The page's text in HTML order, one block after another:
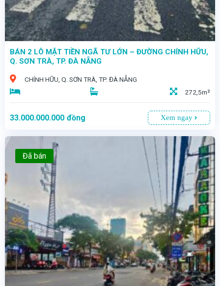
BÁN 2 LÔ MẶT TIỀN NGÃ TƯ LỚN – ĐƯỜNG CHÍNH HỮU,
Q. SƠN TRÀ, TP. ĐÀ NẴNG
CHÍNH HỮU, Q. SƠN TRÀ, TP. ĐÀ NẴNG
272,5m²
33.000.000.000 đồng Xem ngay
Đã bán